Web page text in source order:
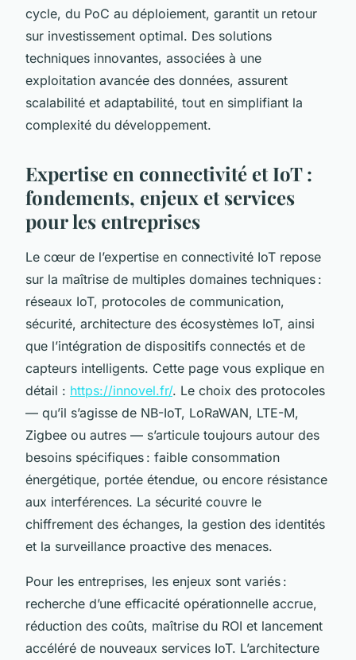
cycle, du PoC au déploiement, garantit un retour
sur investissement optimal. Des solutions
techniques innovantes, associées à une
exploitation avancée des données, assurent
scalabilité et adaptabilité, tout en simplifiant la
complexité du développement.
Expertise en connectivité et IoT :
fondements, enjeux et services
pour les entreprises
Le cœur de l’expertise en connectivité IoT repose
sur la maîtrise de multiples domaines techniques :
réseaux IoT, protocoles de communication,
sécurité, architecture des écosystèmes IoT, ainsi
que l’intégration de dispositifs connectés et de
capteurs intelligents. Cette page vous explique en
détail : https://innovel.fr/. Le choix des protocoles
— qu’il s’agisse de NB-IoT, LoRaWAN, LTE-M,
Zigbee ou autres — s’articule toujours autour des
besoins spécifiques : faible consommation
énergétique, portée étendue, ou encore résistance
aux interférences. La sécurité couvre le
chiffrement des échanges, la gestion des identités
et la surveillance proactive des menaces.
Pour les entreprises, les enjeux sont variés :
recherche d’une efficacité opérationnelle accrue,
réduction des coûts, maîtrise du ROI et lancement
accéléré de nouveaux services IoT. L’architecture